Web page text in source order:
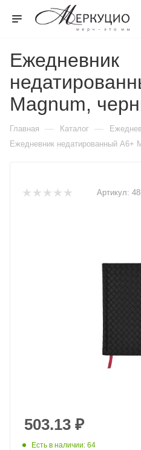
Ежедневник
Magnum,
Главная — Каталог —
Ежедневник недатированный А6+
Артикул:
503.13 ₽
Есть в наличии: 64